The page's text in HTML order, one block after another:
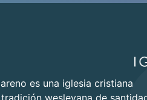
es una iglesia cristiana